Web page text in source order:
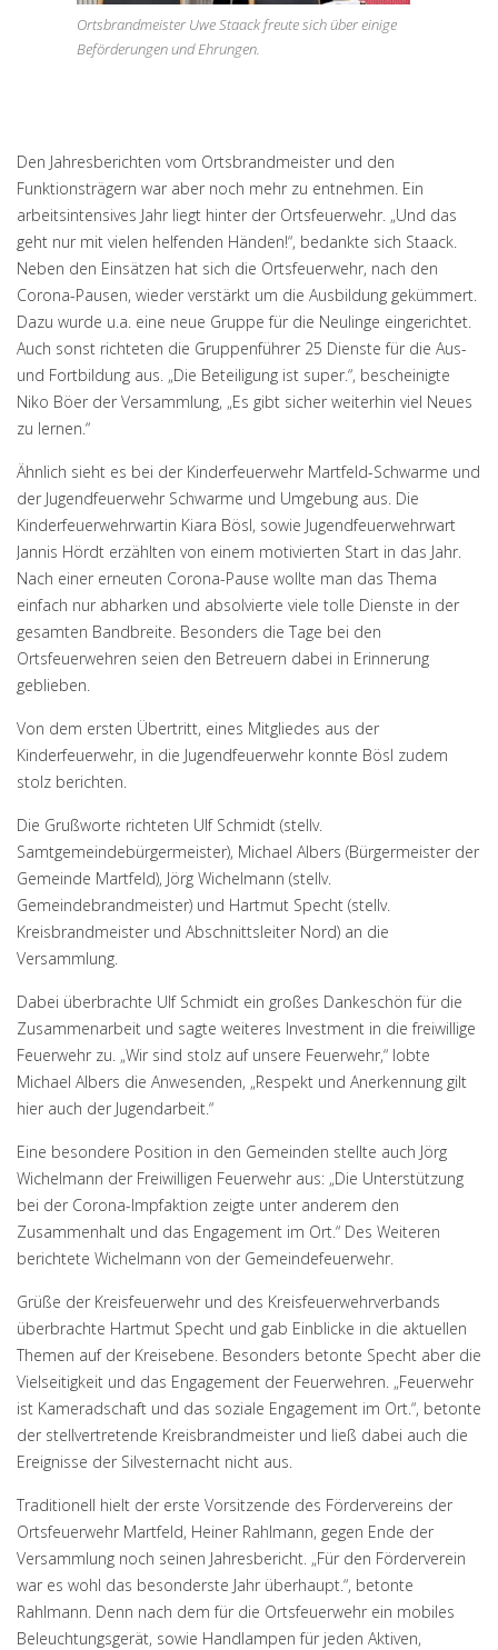
Ortsbrandmeister Uwe Staack freute sich über einige
Beförderungen und Ehrungen.
Den Jahresberichten vom Ortsbrandmeister und den
Funktionsträgern war aber noch mehr zu entnehmen. Ein
arbeitsintensives Jahr liegt hinter der Ortsfeuerwehr. „Und das
geht nur mit vielen helfenden Händen!“, bedankte sich Staack.
Neben den Einsätzen hat sich die Ortsfeuerwehr, nach den
Corona-Pausen, wieder verstärkt um die Ausbildung gekümmert.
Dazu wurde u.a. eine neue Gruppe für die Neulinge eingerichtet.
Auch sonst richteten die Gruppenführer 25 Dienste für die Aus-
und Fortbildung aus. „Die Beteiligung ist super.“, bescheinigte
Niko Böer der Versammlung, „Es gibt sicher weiterhin viel Neues
zu lernen.“
Ähnlich sieht es bei der Kinderfeuerwehr Martfeld-Schwarme und
der Jugendfeuerwehr Schwarme und Umgebung aus. Die
Kinderfeuerwehrwartin Kiara Bösl, sowie Jugendfeuerwehrwart
Jannis Hördt erzählten von einem motivierten Start in das Jahr.
Nach einer erneuten Corona-Pause wollte man das Thema
einfach nur abharken und absolvierte viele tolle Dienste in der
gesamten Bandbreite. Besonders die Tage bei den
Ortsfeuerwehren seien den Betreuern dabei in Erinnerung
geblieben.
Von dem ersten Übertritt, eines Mitgliedes aus der
Kinderfeuerwehr, in die Jugendfeuerwehr konnte Bösl zudem
stolz berichten.
Die Grußworte richteten Ulf Schmidt (stellv.
Samtgemeindebürgermeister), Michael Albers (Bürgermeister der
Gemeinde Martfeld), Jörg Wichelmann (stellv.
Gemeindebrandmeister) und Hartmut Specht (stellv.
Kreisbrandmeister und Abschnittsleiter Nord) an die
Versammlung.
Dabei überbrachte Ulf Schmidt ein großes Dankeschön für die
Zusammenarbeit und sagte weiteres Investment in die freiwillige
Feuerwehr zu. „Wir sind stolz auf unsere Feuerwehr,“ lobte
Michael Albers die Anwesenden, „Respekt und Anerkennung gilt
hier auch der Jugendarbeit.“
Eine besondere Position in den Gemeinden stellte auch Jörg
Wichelmann der Freiwilligen Feuerwehr aus: „Die Unterstützung
bei der Corona-Impfaktion zeigte unter anderem den
Zusammenhalt und das Engagement im Ort.“ Des Weiteren
berichtete Wichelmann von der Gemeindefeuerwehr.
Grüße der Kreisfeuerwehr und des Kreisfeuerwehrverbands
überbrachte Hartmut Specht und gab Einblicke in die aktuellen
Themen auf der Kreisebene. Besonders betonte Specht aber die
Vielseitigkeit und das Engagement der Feuerwehren. „Feuerwehr
ist Kameradschaft und das soziale Engagement im Ort.“, betonte
der stellvertretende Kreisbrandmeister und ließ dabei auch die
Ereignisse der Silvesternacht nicht aus.
Traditionell hielt der erste Vorsitzende des Fördervereins der
Ortsfeuerwehr Martfeld, Heiner Rahlmann, gegen Ende der
Versammlung noch seinen Jahresbericht. „Für den Förderverein
war es wohl das besonderste Jahr überhaupt.“, betonte
Rahlmann. Denn nach dem für die Ortsfeuerwehr ein mobiles
Beleuchtungsgerät, sowie Handlampen für jeden Aktiven,